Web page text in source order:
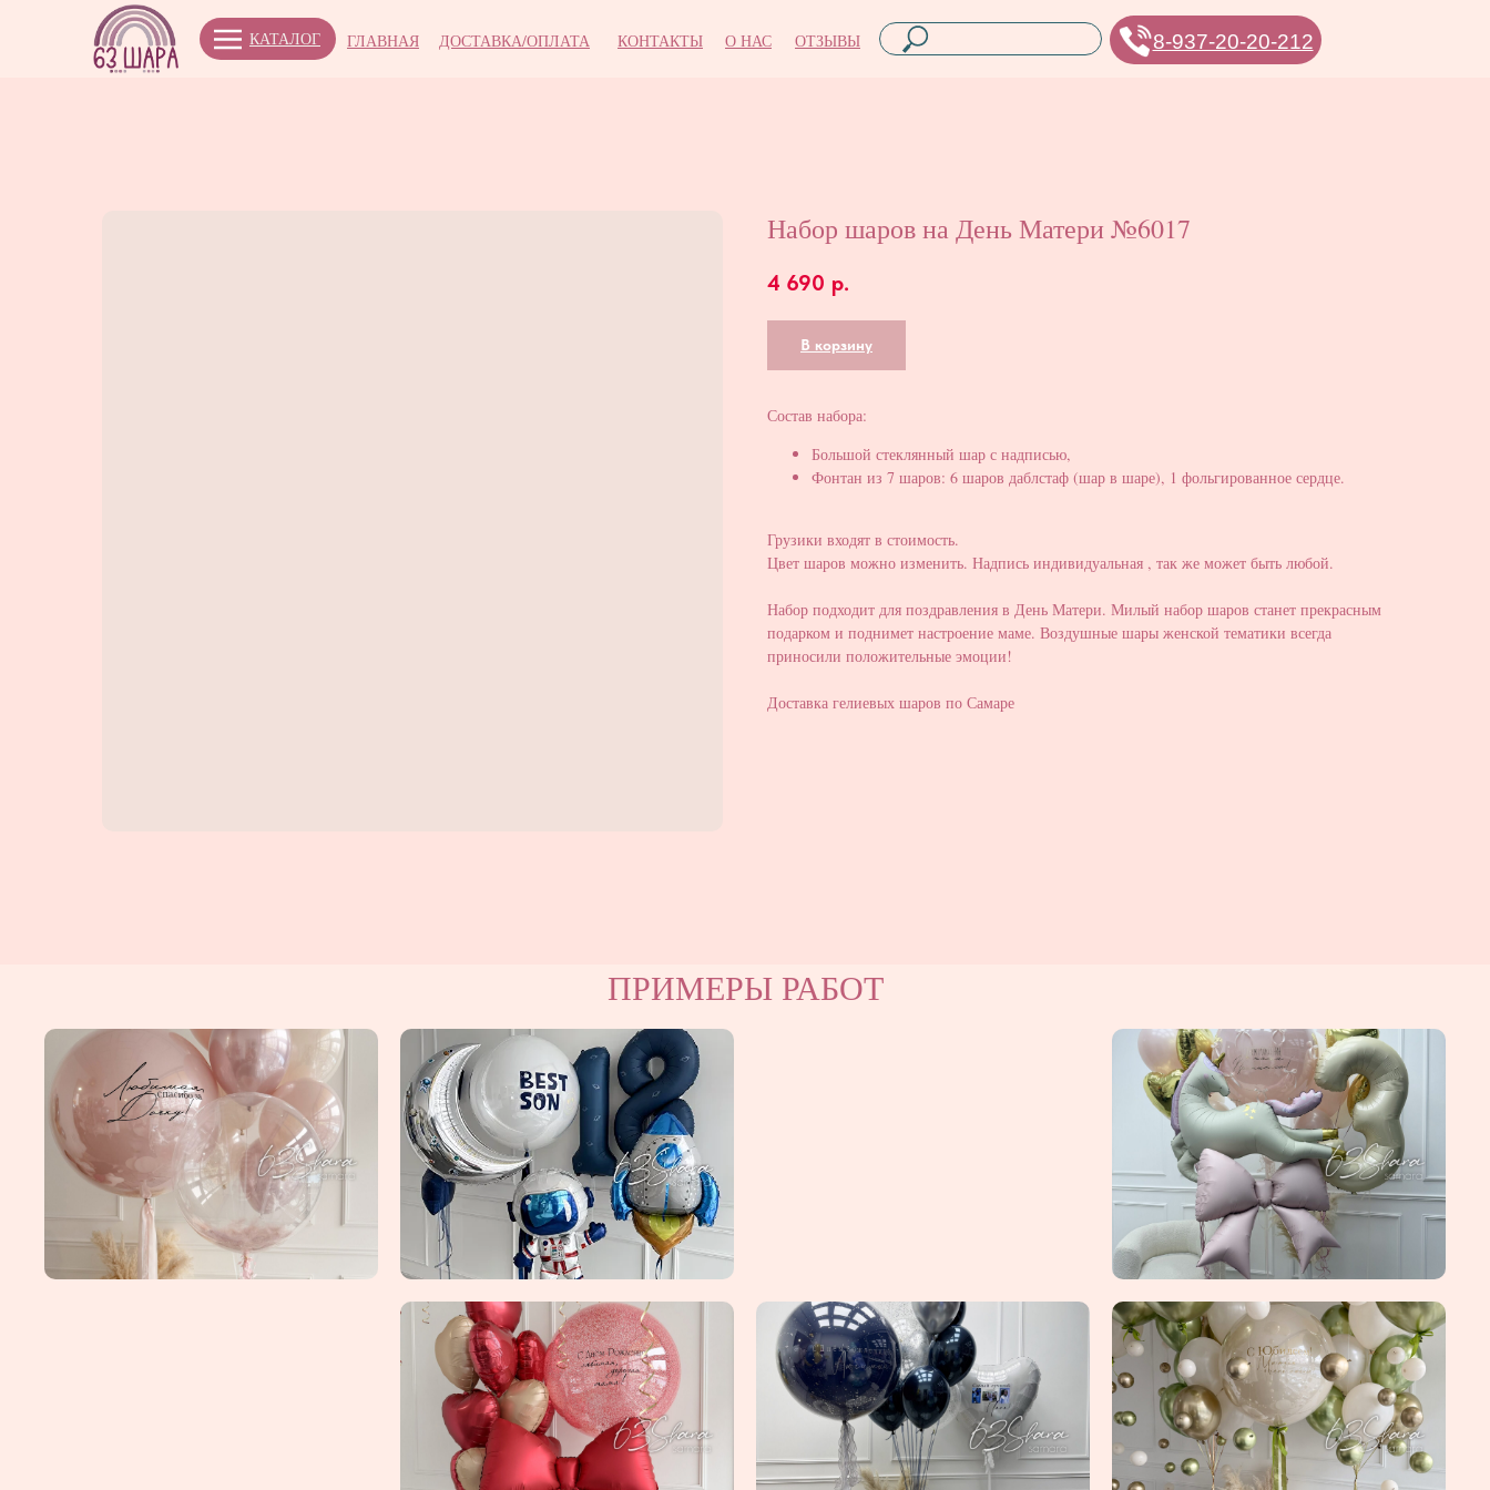
ДОСТАВКА/ОПЛАТА
ГЛАВНАЯ КОНТАКТЫ О НАС ОТЗЫВЫ 8-937-20-20-212
КАТАЛОГ
Набор шаров на День Матери №6017
4 690 р.
В корзину
Состав набора:
Большой стеклянный шар с надписью,
Фонтан из 7 шаров: 6 шаров даблстаф (шар в шаре), 1 фольгированное сердце.
Грузики входят в стоимость.
Цвет шаров можно изменить. Надпись индивидуальная , так же может быть любой.
Набор подходит для поздравления в День Матери. Милый набор шаров станет прекрасным
подарком и поднимет настроение маме. Воздушные шары женской тематики всегда
приносили положительные эмоции!
Доставка гелиевых шаров по Самаре
ПРИМЕРЫ РАБОТ